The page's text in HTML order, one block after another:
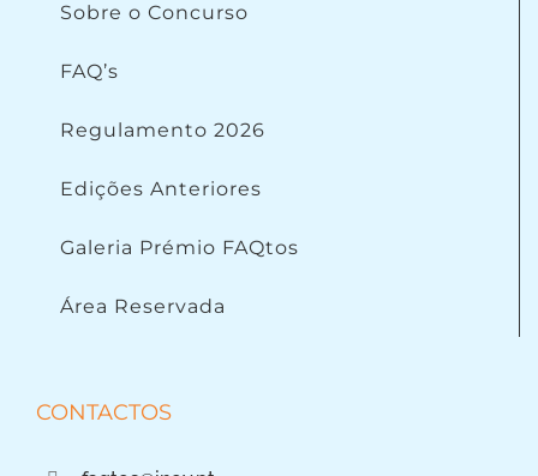
Sobre o Concurso
FAQ’s
Regulamento 2026
Edições Anteriores
Galeria Prémio FAQtos
Área Reservada
CONTACTOS